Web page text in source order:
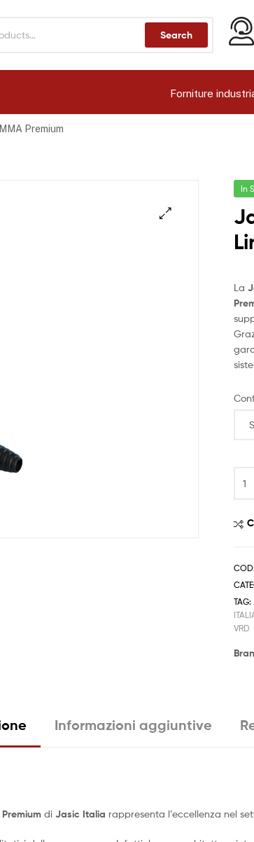
Search
Forniture
Premium
In
La
TAG:
VRD
Informazioni aggiuntive
di Jasic Italia rappresenta l’eccellenza nel